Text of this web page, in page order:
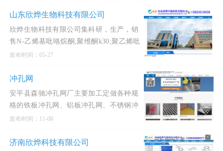
酸甲酯,三氟丙酸,
山东欣烨生物科技有限公司
欣烨生物科技有限公司集科研，生产，销
售N-乙烯基吡咯烷酮,聚维酮k30;聚乙烯吡
咯烷酮,对苯二酚,异戊烯醛,异戊烯醇321,
液,乙醇钠溶液,丁
发布时间：05-27
冲孔网
安平县森驰冲孔网厂主要加工定做各种规
格的铁板冲孔网、铝板冲孔网、不锈钢冲
孔网、铁板圆孔网、铝板圆孔网、不锈钢
钢冲孔板等产品，价格低廉，质量上乘。
发布时间：11-08
济南欣烨科技有限公司